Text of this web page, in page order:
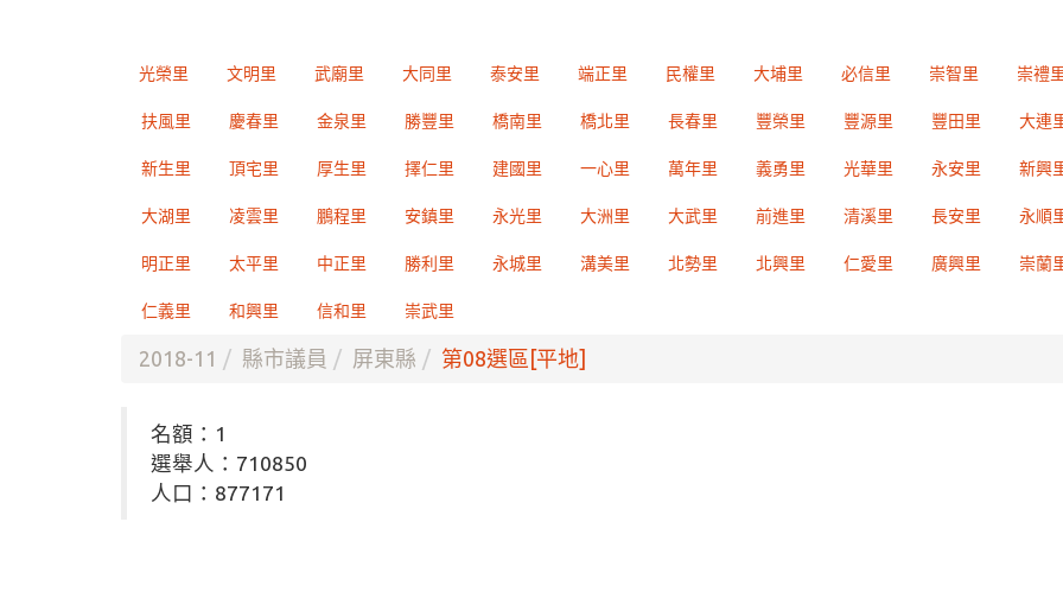
光榮里 文明里 武廟里 大同里 泰安里 端正里 民權里 大埔里 必信里 崇智里 崇禮
扶風里 慶春里 金泉里 勝豐里 橋南里 橋北里 長春里 豐榮里 豐源里 豐田里 大連
新生里 頂宅里 厚生里 擇仁里 建國里 一心里 萬年里 義勇里 光華里 永安里 新興
大湖里 凌雲里 鵬程里 安鎮里 永光里 大洲里 大武里 前進里 清溪里 長安里 永順
明正里 太平里 中正里 勝利里 永城里 溝美里 北勢里 北興里 仁愛里 廣興里 崇蘭
仁義里 和興里 信和里 崇武里
2018-11 縣市議員 屏東縣 第08選區[平地]
名額：1
選舉人：710850
人口：877171